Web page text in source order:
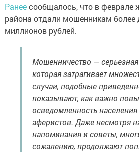
Ранеесообщалось, что в феврале
района отдали мошенникам более
миллионов рублей.
Мошенничество —
которая затрагивает
случаи, подобные
показывают, как важно
осведомленность
аферистов. Даже несмотря
напоминания и советы,
сожалению, продолжают